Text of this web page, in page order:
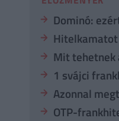
Dominó:
Mit tehetnek
1 svájci
Azonnal
OTP-